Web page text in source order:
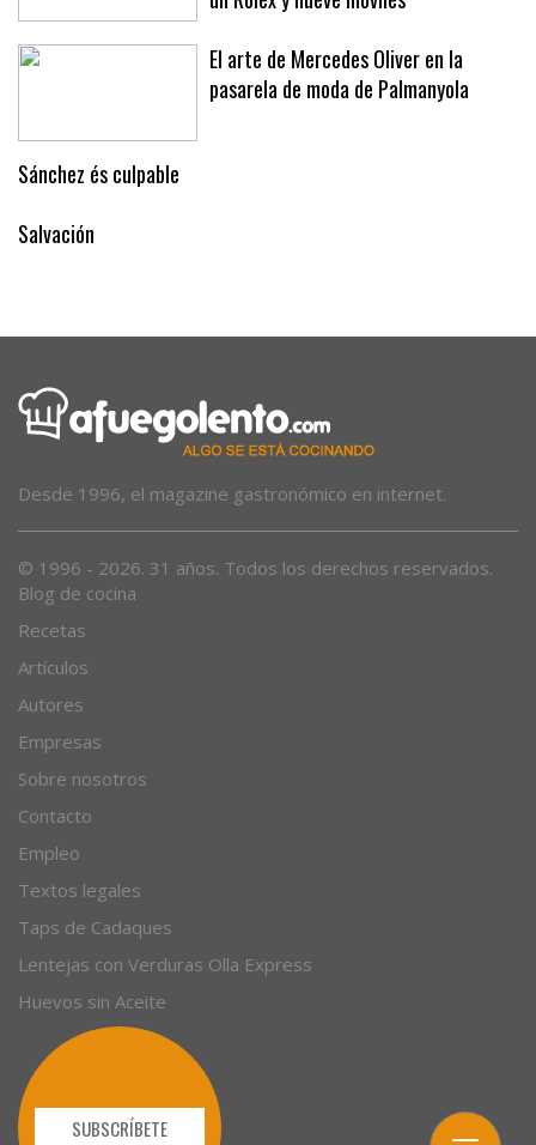
El arte de Mercedes Oliver en la
pasarela de moda de Palmanyola
Sánchez és culpable
Salvación
Desde 1996, el magazine gastronómico en internet.
© 1996 - 2026. 31 años. Todos los derechos reservados.
Blog de cocina
Recetas
Artículos
Autores
Empresas
Sobre nosotros
Contacto
Empleo
Textos legales
Taps de Cadaques
Lentejas con Verduras Olla Express
Huevos sin Aceite
SUBSCRÍBETE